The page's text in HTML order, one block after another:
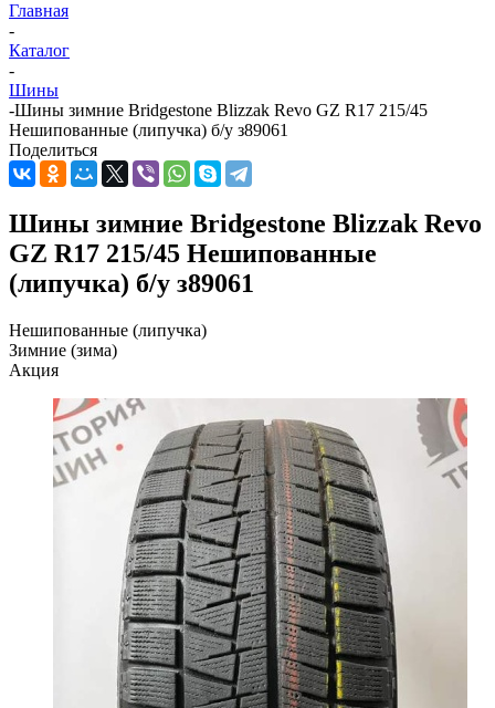
Главная
-
Каталог
-
Шины
-Шины зимние Bridgestone Blizzak Revo GZ R17 215/45
Нешипованные (липучка) б/у з89061
Поделиться
Шины зимние Bridgestone Blizzak Revo
GZ R17 215/45 Нешипованные
(липучка) б/у з89061
Нешипованные (липучка)
Зимние (зима)
Акция